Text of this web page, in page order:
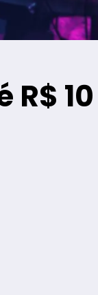
R$